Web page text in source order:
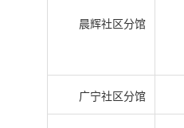
晨辉社区分馆
广宁社区分馆